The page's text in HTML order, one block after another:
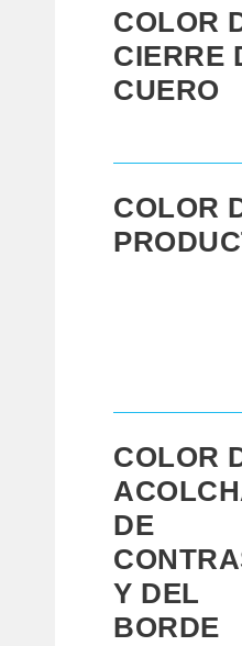
COLOR
CIERRE
CUERO
COLOR
COLOR
DE
Y DEL
BORDE